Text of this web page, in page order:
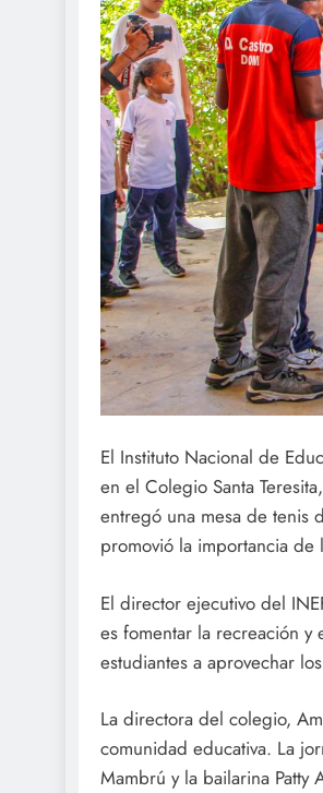
El Instituto Nacional de
en el Colegio Santa
entregó una mesa de tenis
promovió la importancia de
El director ejecutivo del
es fomentar la recreación y
estudiantes a aprovechar
La directora del colegio,
comunidad educativa. La
Mambrú y la bailarina Patty